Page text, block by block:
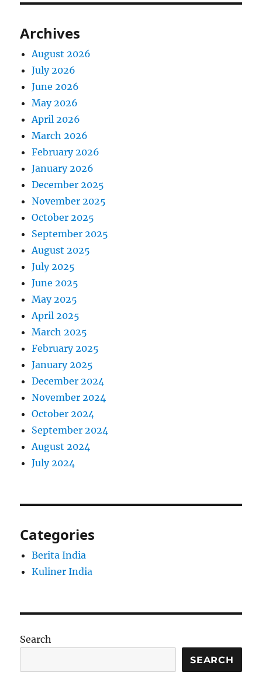
Archives
August 2026
July 2026
June 2026
May 2026
April 2026
March 2026
February 2026
January 2026
December 2025
November 2025
October 2025
September 2025
August 2025
July 2025
June 2025
May 2025
April 2025
March 2025
February 2025
January 2025
December 2024
November 2024
October 2024
September 2024
August 2024
July 2024
Categories
Berita India
Kuliner India
Search
SEARCH